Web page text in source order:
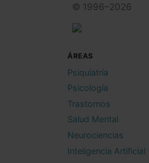
© 1996–2026
ÁREAS
Psiquiatría
Psicología
Trastornos
Salud Mental
Neurociencias
Inteligencia Artificial